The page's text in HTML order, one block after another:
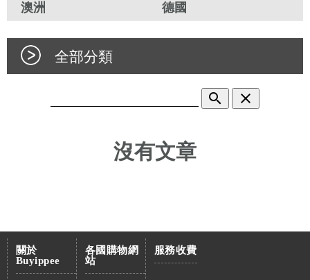
澳洲
德國
全部分類
search clear
沒有文章
關於
Buyippee
各國購物網
站
服務收費